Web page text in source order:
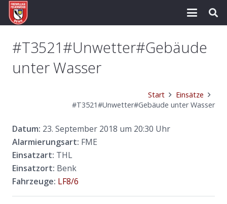
#T3521#Unwetter#Gebäude
unter Wasser
Start
Einsätze
#T3521#Unwetter#Gebäude unter Wasser
Datum: 23. September 2018 um 20:30 Uhr
Alarmierungsart: FME
Einsatzart: THL
Einsatzort: Benk
Fahrzeuge: LF8/6